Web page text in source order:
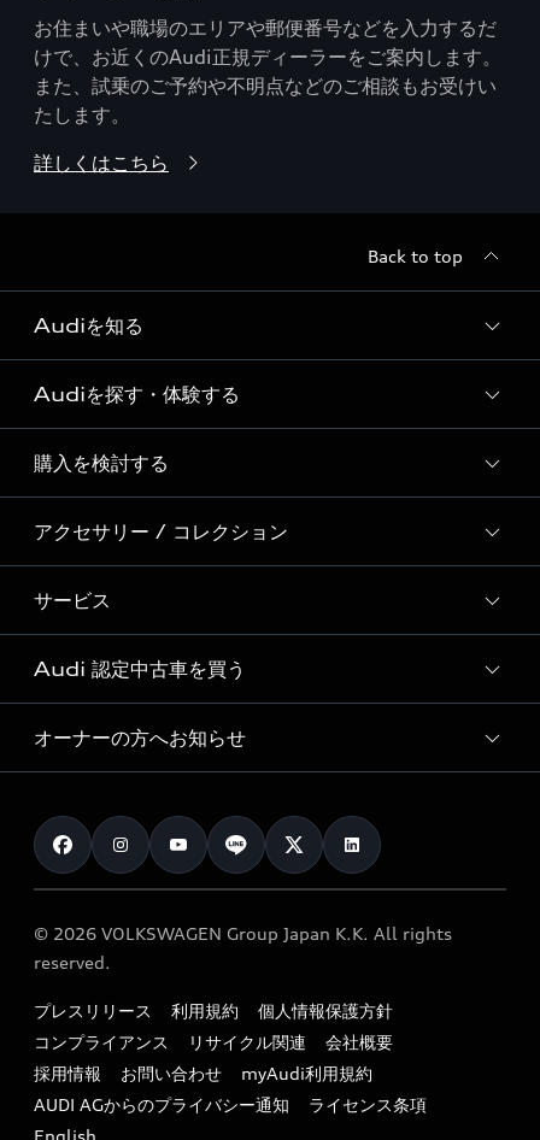
お住まいや職場のエリアや郵便番号などを入力するだ
けで、お近くのAudi正規ディーラーをご案内します。
また、試乗のご予約や不明点などのご相談もお受けい
たします。
詳しくはこちら
Back to top
Audiを知る
Audi ブランド
Story of Progress
Audi Sport
Formula 1®
デジタルサービス
Audiを探す・体験する
ディーラー検索
新車在庫検索
試乗車・展示車検索
見積もり依頼
試乗予約
購入を検討する
モデル一覧
特別仕様モデル / 限定モデル
e-tronラインアップ
価格シミュレーション
車両比較
カタログ一覧
アクセサリー / コレクション
純正アクセサリー
オンラインショップ
Audi collection
アウディナビアプリ
サービス
サービス入庫予約
サービスプログラム
メンテナンス
車検 / 定期点検
e-tronアフターサポート
myAudi
Audi 認定中古車を買う
Audi認定中古車
クオリティ
保証
メンテナンス
ファイナンス
キャンペーン / イベント
買取査定
オーナーの方へお知らせ
お知らせ
オーナー様向けキャンペーン
特定整備適用車一覧
リサイクル法
よくある質問（FAQ）
© 2026 VOLKSWAGEN Group Japan K.K. All rights
reserved.
プレスリリース 利用規約
個人情報保護方針
コンプライアンス
リサイクル関連
会社概要
採用情報
お問い合わせ
myAudi利用規約
AUDI AGからのプライバシー通知
ライセンス条項
English